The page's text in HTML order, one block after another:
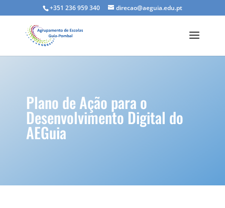
+351 236 959 340 direcao@aeguia.edu.pt
Plano de Ação para o
Desenvolvimento Digital do
AEGuia